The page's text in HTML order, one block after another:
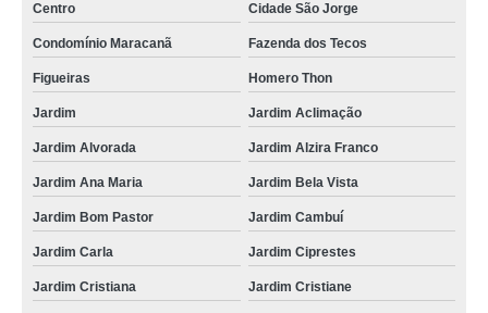
foto lembrança casamento Jardim Prainha
fotos de lembranças de casamento Jardim Califórnia
fotografias de lembrança de casamento Residencial Seis
foto lembrança para casamento Vila Palmares
foto lembrança de casamento Vila Maria Alta
serviços de foto lembrança preço Vila Bastos
foto lembrança ao vivo preço Jardim Isabella
foto lembrança em SP Jardim Paulista
Centro Cidade São Jorge
Condomínio Maracanã Fazenda dos Tecos
Figueiras Homero Thon
Jardim Jardim Aclimação
Jardim Alvorada Jardim Alzira Franco
Jardim Ana Maria Jardim Bela Vista
Jardim Bom Pastor Jardim Cambuí
Jardim Carla Jardim Ciprestes
Jardim Cristiana Jardim Cristiane